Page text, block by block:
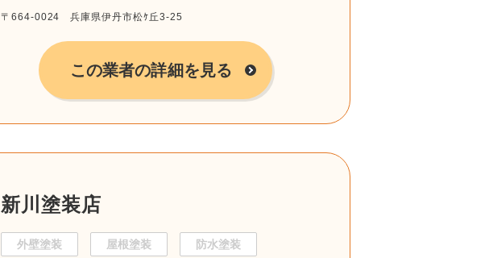
〒664-0024 兵庫県伊丹市松ｹ丘3-25
この業者の詳細を見る
新川塗装店
外壁塗装 屋根塗装 防水塗装